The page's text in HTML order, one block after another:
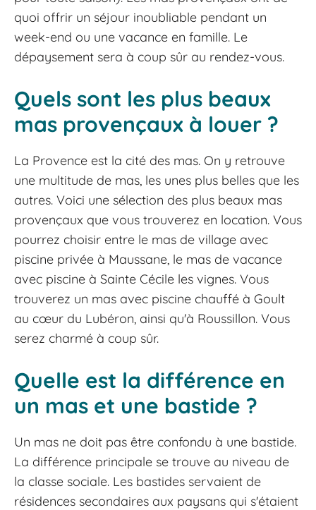
quoi offrir un séjour inoubliable pendant un
week-end ou une vacance en famille. Le
dépaysement sera à coup sûr au rendez-vous.
Quels sont les plus beaux
mas provençaux à louer ?
La Provence est la cité des mas. On y retrouve
une multitude de mas, les unes plus belles que les
autres. Voici une sélection des plus beaux mas
provençaux que vous trouverez en location. Vous
pourrez choisir entre le mas de village avec
piscine privée à Maussane, le mas de vacance
avec piscine à Sainte Cécile les vignes. Vous
trouverez un mas avec piscine chauffé à Goult
au cœur du Lubéron, ainsi qu'à Roussillon. Vous
serez charmé à coup sûr.
Quelle est la différence en
un mas et une bastide ?
Un mas ne doit pas être confondu à une bastide.
La différence principale se trouve au niveau de
la classe sociale. Les bastides servaient de
résidences secondaires aux paysans qui s'étaient